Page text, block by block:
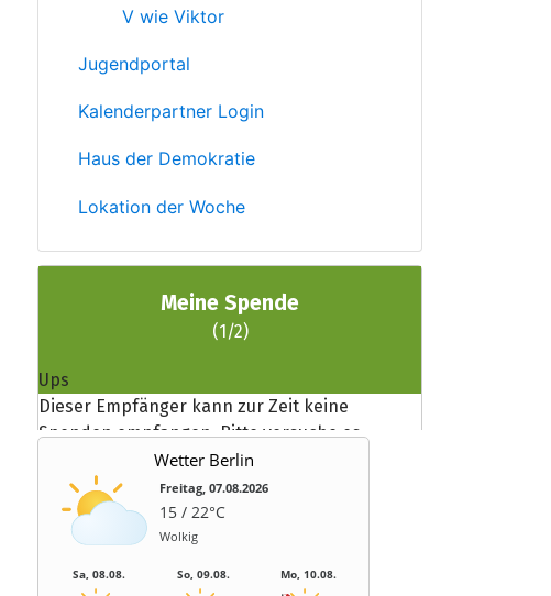
V wie Viktor
Jugendportal
Kalenderpartner Login
Haus der Demokratie
Lokation der Woche
Wetter Berlin
Freitag, 07.08.2026
15 / 22°C
Wolkig
Sa, 08.08. So, 09.08. Mo, 10.08.